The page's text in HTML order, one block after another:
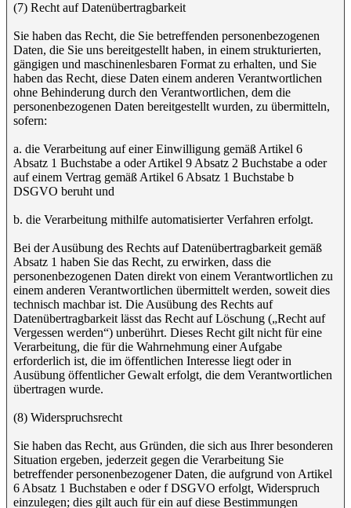
(7) Recht auf Datenübertragbarkeit
Sie haben das Recht, die Sie betreffenden personenbezogenen
Daten, die Sie uns bereitgestellt haben, in einem strukturierten,
gängigen und maschinenlesbaren Format zu erhalten, und Sie
haben das Recht, diese Daten einem anderen Verantwortlichen
ohne Behinderung durch den Verantwortlichen, dem die
personenbezogenen Daten bereitgestellt wurden, zu übermitteln,
sofern:
a. die Verarbeitung auf einer Einwilligung gemäß Artikel 6
Absatz 1 Buchstabe a oder Artikel 9 Absatz 2 Buchstabe a oder
auf einem Vertrag gemäß Artikel 6 Absatz 1 Buchstabe b
DSGVO beruht und
b. die Verarbeitung mithilfe automatisierter Verfahren erfolgt.
Bei der Ausübung des Rechts auf Datenübertragbarkeit gemäß
Absatz 1 haben Sie das Recht, zu erwirken, dass die
personenbezogenen Daten direkt von einem Verantwortlichen zu
einem anderen Verantwortlichen übermittelt werden, soweit dies
technisch machbar ist. Die Ausübung des Rechts auf
Datenübertragbarkeit lässt das Recht auf Löschung („Recht auf
Vergessen werden“) unberührt. Dieses Recht gilt nicht für eine
Verarbeitung, die für die Wahrnehmung einer Aufgabe
erforderlich ist, die im öffentlichen Interesse liegt oder in
Ausübung öffentlicher Gewalt erfolgt, die dem Verantwortlichen
übertragen wurde.
(8) Widerspruchsrecht
Sie haben das Recht, aus Gründen, die sich aus Ihrer besonderen
Situation ergeben, jederzeit gegen die Verarbeitung Sie
betreffender personenbezogener Daten, die aufgrund von Artikel
6 Absatz 1 Buchstaben e oder f DSGVO erfolgt, Widerspruch
einzulegen; dies gilt auch für ein auf diese Bestimmungen